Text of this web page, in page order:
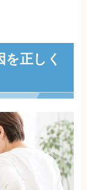
正しく